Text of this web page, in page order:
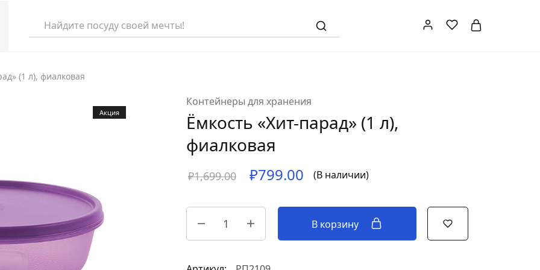
(1 л), фиалковая
Акция
Контейнеры для хранения
Ёмкость «Хит-парад» (1 л),
фиалковая
₽1,699.00 ₽799.00 (В наличии)
В корзину